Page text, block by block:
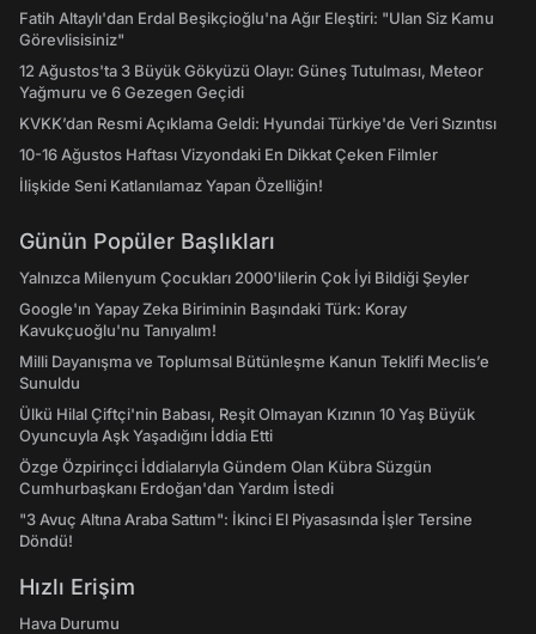
Fatih Altaylı'dan Erdal Beşikçioğlu'na Ağır Eleştiri: "Ulan Siz Kamu
Görevlisisiniz"
12 Ağustos'ta 3 Büyük Gökyüzü Olayı: Güneş Tutulması, Meteor
Yağmuru ve 6 Gezegen Geçidi
KVKK’dan Resmi Açıklama Geldi: Hyundai Türkiye'de Veri Sızıntısı
10-16 Ağustos Haftası Vizyondaki En Dikkat Çeken Filmler
İlişkide Seni Katlanılamaz Yapan Özelliğin!
Günün Popüler Başlıkları
Yalnızca Milenyum Çocukları 2000'lilerin Çok İyi Bildiği Şeyler
Google'ın Yapay Zeka Biriminin Başındaki Türk: Koray
Kavukçuoğlu'nu Tanıyalım!
Milli Dayanışma ve Toplumsal Bütünleşme Kanun Teklifi Meclis’e
Sunuldu
Ülkü Hilal Çiftçi'nin Babası, Reşit Olmayan Kızının 10 Yaş Büyük
Oyuncuyla Aşk Yaşadığını İddia Etti
Özge Özpirinçci İddialarıyla Gündem Olan Kübra Süzgün
Cumhurbaşkanı Erdoğan'dan Yardım İstedi
"3 Avuç Altına Araba Sattım": İkinci El Piyasasında İşler Tersine
Döndü!
Hızlı Erişim
Hava Durumu